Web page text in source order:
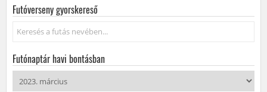
Futóverseny gyorskereső
Keresés...
Futónaptár havi bontásban